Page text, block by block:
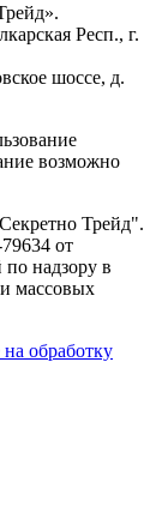
Респ., г.
шоссе, д.
возможно
Трейд".
от
надзору в
массовых
обработку